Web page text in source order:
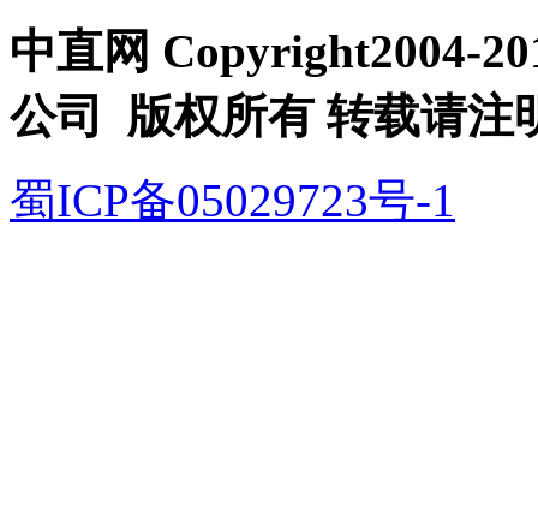
中直网 Copyright2004-
公司 版权所有 转载请注
蜀ICP备05029723号-1